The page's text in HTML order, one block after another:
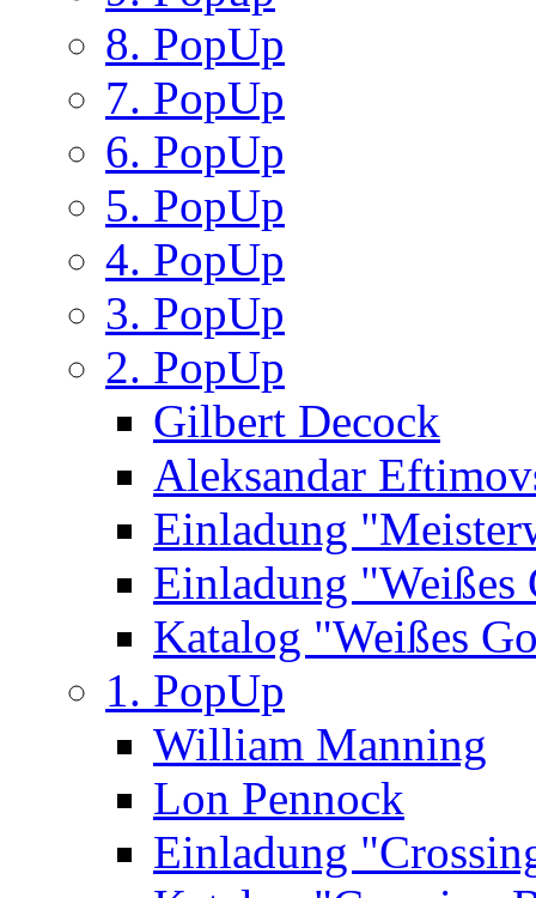
8. PopUp
7. PopUp
6. PopUp
5. PopUp
4. PopUp
3. PopUp
2. PopUp
Gilbert Decock
Aleksandar
Einladung
Einladung "Weißes
Katalog "Weißes
1. PopUp
William Manning
Lon Pennock
Einladung